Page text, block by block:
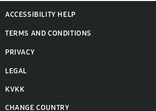
ACCESSIBILITY HELP
TERMS AND CONDITIONS
PRIVACY
LEGAL
KVKK
CHANGE COUNTRY